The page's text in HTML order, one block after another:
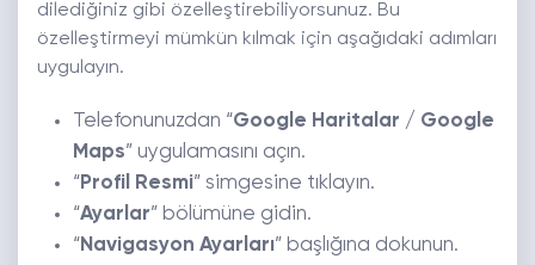
dilediğiniz gibi özelleştirebiliyorsunuz. Bu
özelleştirmeyi mümkün kılmak için aşağıdaki adımları
uygulayın.
Telefonunuzdan “Google Haritalar / Google
Maps” uygulamasını açın.
“Profil Resmi” simgesine tıklayın.
“Ayarlar” bölümüne gidin.
“Navigasyon Ayarları” başlığına dokunun.